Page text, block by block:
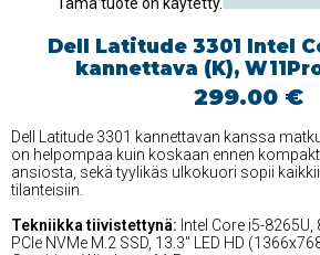
Dell Latitude 3301 Intel
kannettava (K),
299.00 €
Dell Latitude 3301 kannettavan kanssa
on helpompaa kuin koskaan ennen
ansiosta, sekä tyylikäs ulkokuori sopii
tilanteisiin.
Tekniikka tiivistettynä: Intel Core i5-8265U,
PCIe NVMe M.2 SSD, 13.3'' LED HD